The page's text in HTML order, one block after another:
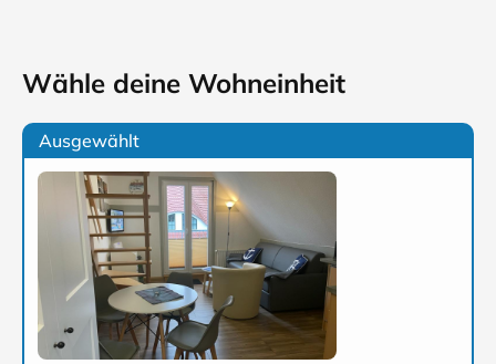
Wähle deine Wohneinheit
Ausgewählt